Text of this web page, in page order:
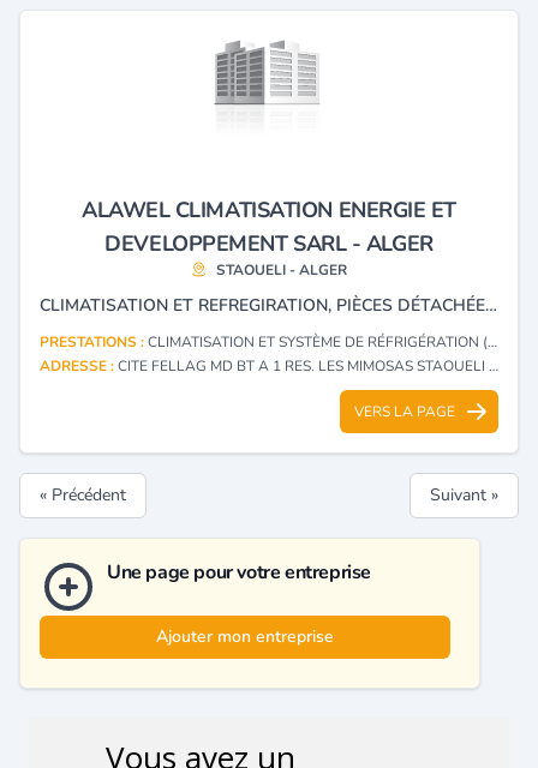
ALAWEL CLIMATISATION ENERGIE ET
DEVELOPPEMENT SARL - ALGER
STAOUELI - ALGER
CLIMATISATION ET REFREGIRATION, PIÈCES DÉTACHÉES ÉQUIPEMENTS DE COLLECTIVISÉES FROID.
PRESTATIONS :CLIMATISATION ET SYSTÈME DE RÉFRIGÉRATION (INSTALLATION)
ADRESSE :CITE FELLAG MD BT A 1 RES. LES MIMOSAS STAOUELI - ALGER
VERS LA PAGE
« Précédent Suivant »
Une page pour votre entreprise
Ajouter mon entreprise